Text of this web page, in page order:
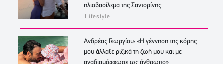
ηλιοβασίλεμα της Σαντορίνης
Lifestyle
Ανδρέας Γεωργίου: «Η γέννηση της κόρης
μου άλλαξε ριζικά τη ζωή μου και με
αναδιαμόρφωσε ως άνθρωπο»